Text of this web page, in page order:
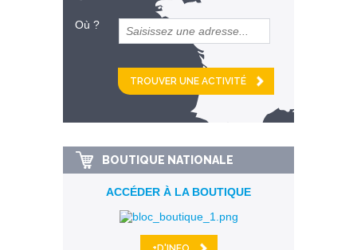
Où ?
et
km alentour
BOUTIQUE NATIONALE
ACCÉDER À LA BOUTIQUE